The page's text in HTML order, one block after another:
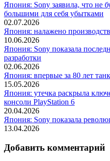
Япония: Sony заявила, что не
большими для себя убытками
02.07.2026
Япония: налажено
10.06.2026
Япония: Sony показала
разработки
02.06.2026
Япония: впервые за 80 лет
15.05.2026
Япония: утечка раскрыла
консоли PlayStation 6
20.04.2026
Япония: Sony показала
13.04.2026
Добавить комментарий